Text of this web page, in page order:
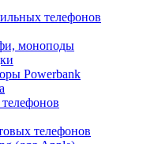
телефонов
моноподы
Powerbank
телефонов